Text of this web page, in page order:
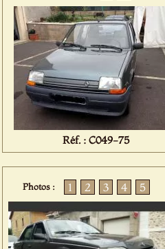
Réf. : C049-75
Photos : 1 2 3 4 5